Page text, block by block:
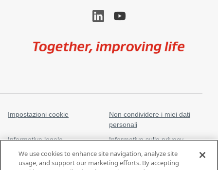
Impostazioni cookie
Non condividere i miei dati
personali
Informativa legale
Informativa sulla privacy
Marchi commerciali
gore.com
We use cookies to enhance site navigation, analyze site
usage, and support our marketing efforts. By accepting